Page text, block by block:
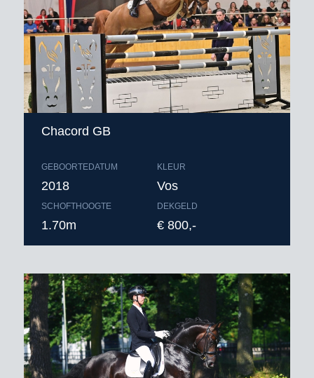
Chacord GB
GEBOORTEDATUM
2018
SCHOFTHOOGTE
1.70m
KLEUR
Vos
DEKGELD
€ 800,-